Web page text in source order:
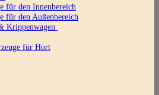
für den Innenbereich
für den Außenbereich
Krippenwagen
für Hort